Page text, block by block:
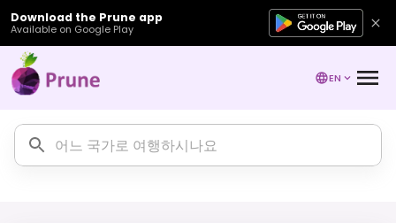
Download the Prune app
Available on Google Play
EN